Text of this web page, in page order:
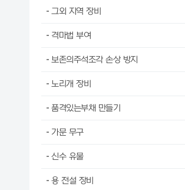
그외 지역 장비
격마법 부여
보존의주석조각 손상 방지
노리개 장비
품격있는부채 만들기
가문 무구
신수 유물
용 전설 장비